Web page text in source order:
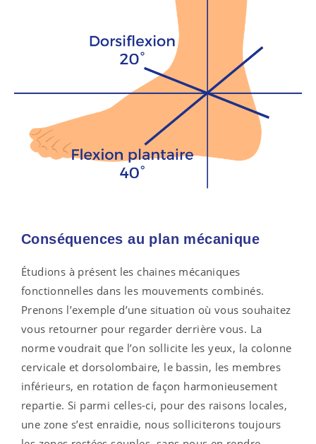
Conséquences au plan mécanique
Étudions à présent les chaines mécaniques
fonctionnelles dans les mouvements combinés.
Prenons l’exemple d’une situation où vous souhaitez
vous retourner pour regarder derrière vous. La
norme voudrait que l’on sollicite les yeux, la colonne
cervicale et dorsolombaire, le bassin, les membres
inférieurs, en rotation de façon harmonieusement
repartie. Si parmi celles-ci, pour des raisons locales,
une zone s’est enraidie, nous solliciterons toujours